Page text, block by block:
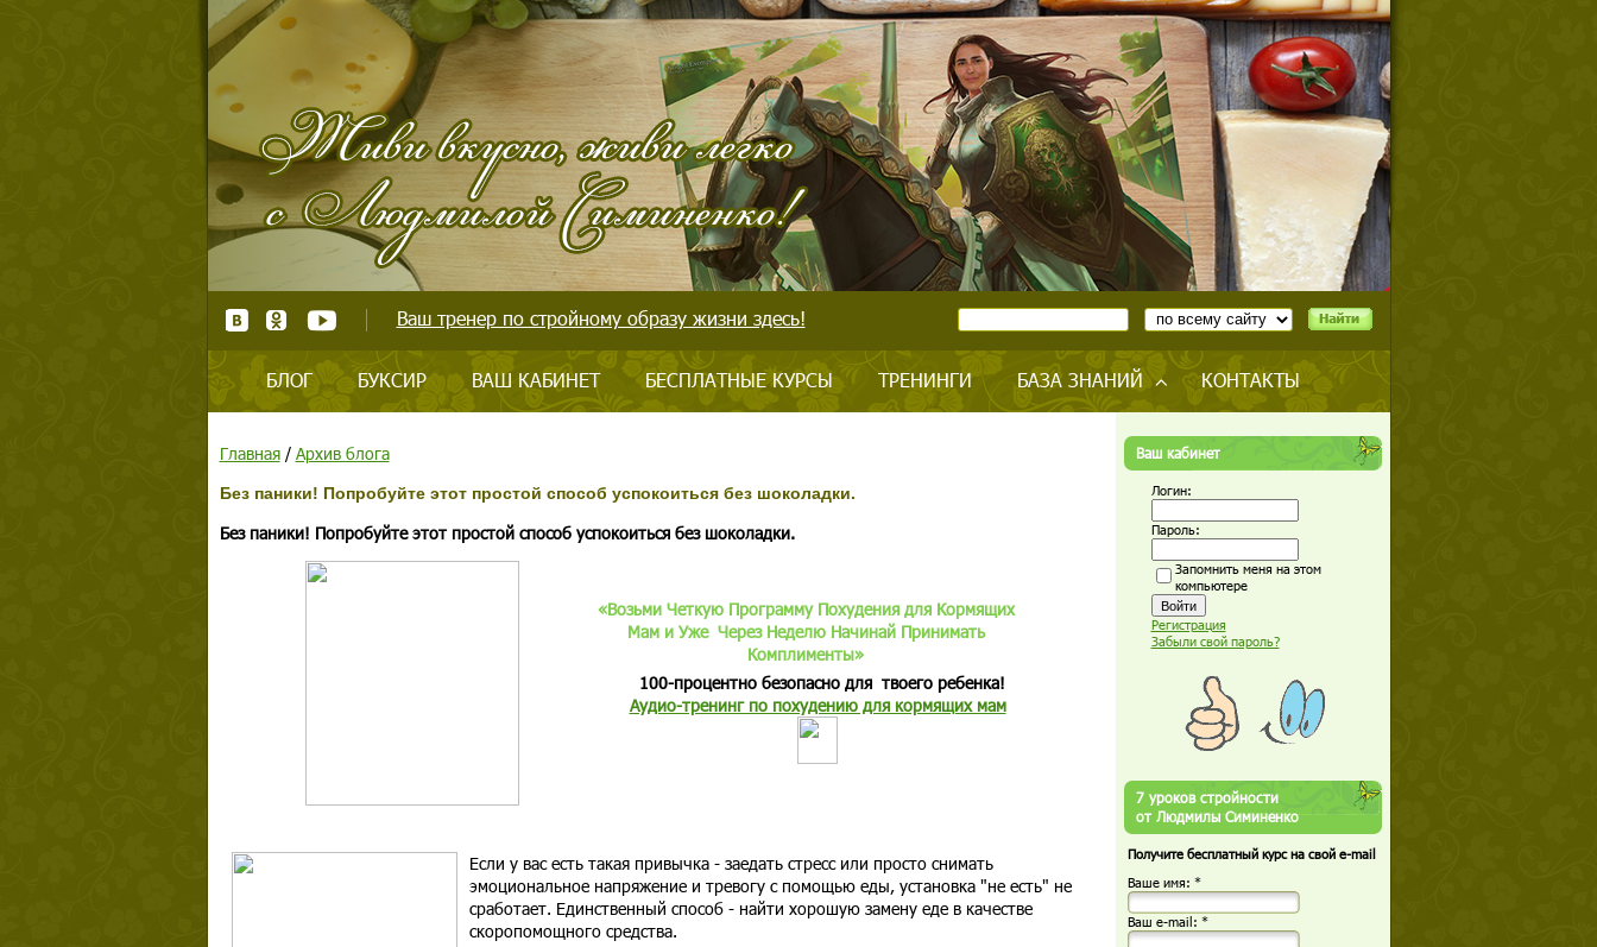
Ваш тренер по стройному образу жизни здесь!
БЛОГ БУКСИР ВАШ КАБИНЕТ БЕСПЛАТНЫЕ КУРСЫ ТРЕНИНГИ БАЗА ЗНАНИЙ КОНТАКТЫ
Главная/ Архив блога
Без паники! Попробуйте этот простой способ успокоиться без шоколадки.
Без паники! Попробуйте этот простой способ успокоиться без шоколадки.
«Возьми Четкую Программу Похудения для Кормящих
Мам и Уже Через Неделю Начинай Принимать
Комплименты»
100-процентно безопасно для твоего ребенка!
Аудио-тренинг по похудению для кормящих мам
Если у вас есть такая привычка - заедать стресс или просто снимать
эмоциональное напряжение и тревогу с помощью еды, установка "не есть" не
сработает. Единственный способ - найти хорошую замену еде в качестве
скоропомощного средства.
Ваш кабинет
Логин:
Пароль:
Запомнить меня на этом
компьютере
Регистрация
Забыли свой пароль?
7 уроков стройности
от Людмилы Симиненко
Получите бесплатный курс на свой e-mail
Ваше имя: *
Ваш е-mail: *